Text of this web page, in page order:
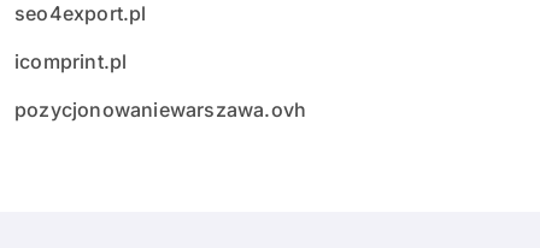
seo4export.pl
icomprint.pl
pozycjonowaniewarszawa.ovh